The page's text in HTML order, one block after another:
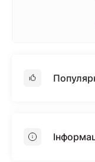
Пінопласт